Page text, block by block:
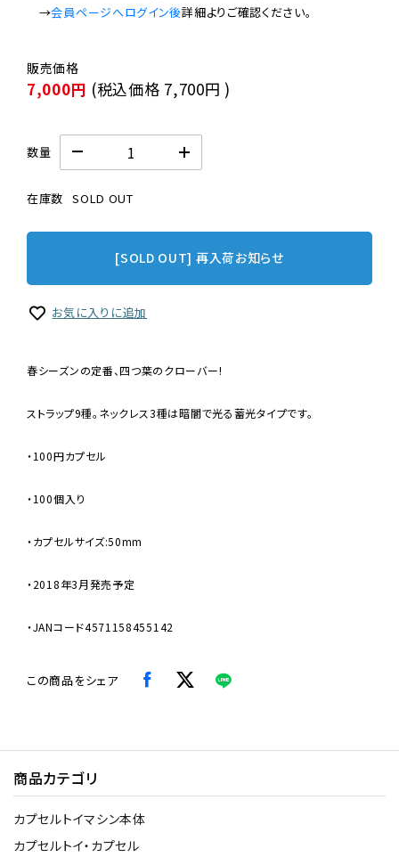
→会員ページへログイン後
7,000円 (税込価格 7,700円 )
数量
在庫数 SOLD OUT
[SOLD OUT] 再入荷お知らせ
お気に入りに追加
春シーズンの定番、四つ葉のクローバー!
ストラップ9種。ネックレス3種は暗闇で光る蓄光タイプです。
・100円カプセル
・100個入り
・カプセルサイズ:50mm
・2018年3月発売予定
・JANコード4571158455142
この商品をシェア
商品カテゴリ
カプセルトイマシン本体
カプセルトイ・カプセル